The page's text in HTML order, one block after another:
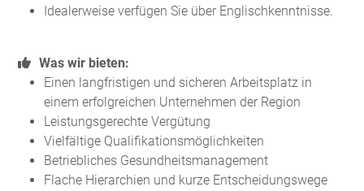
Idealerweise verfügen Sie über Englischkenntnisse.
Was wir bieten:
Einen langfristigen und sicheren Arbeitsplatz in
einem erfolgreichen Unternehmen der Region
Leistungsgerechte Vergütung
Vielfältige Qualifikationsmöglichkeiten
Betriebliches Gesundheitsmanagement
Flache Hierarchien und kurze Entscheidungswege